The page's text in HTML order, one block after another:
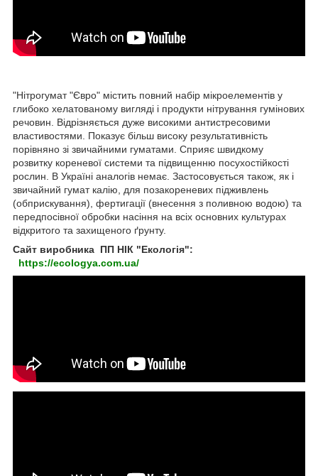
"Нітрогумат "Євро" містить повний набір мікроелементів у
глибоко хелатованому вигляді і продукти нітрування гумінових
речовин. Відрізняється дуже високими антистресовими
властивостями. Показує більш високу результативність
порівняно зі звичайними гуматами. Сприяє швидкому
розвитку кореневої системи та підвищенню посухостійкості
рослин. В Україні аналогів немає. Застосовується також, як і
звичайний гумат калію, для позакореневих підживлень
(обприскування), фертигації (внесення з поливною водою) та
передпосівної обробки насіння на всіх основних культурах
відкритого та захищеного ґрунту.
Сайт виробника ПП НІК "Екологія":
https://ecologya.com.ua/